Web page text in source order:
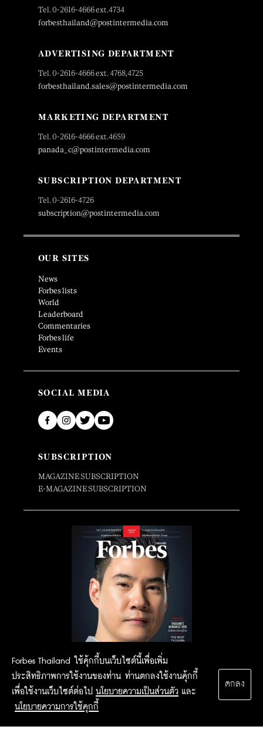
Forbes Thailand ใช้คุ้กกี้บนเว็บไซต์นี้เพื่อเพิ่ม
ประสิทธิภาพการใช้งานของท่าน ท่านตกลงใช้งานคุ้กกี้
เพื่อใช้งานเว็บไซต์ต่อไป นโยบายความเป็นส่วนตัว และ
นโยบายความการใช้คุกกี้
ตกลง
Tel. 0-2616-4666 ext.4734
forbesthailand@postintermedia.com
ADVERTISING DEPARTMENT
Tel. 0-2616-4666 ext. 4768,4725
forbesthailand.sales@postintermedia.com
MARKETING DEPARTMENT
Tel. 0-2616-4666 ext.4659
panada_c@postintermedia.com
SUBSCRIPTION DEPARTMENT
Tel. 0-2616-4726
subscription@postintermedia.com
OUR SITES
News
Forbes lists
World
Leaderboard
Commentaries
Forbes life
Events
SOCIAL MEDIA
SUBSCRIPTION
MAGAZINE SUBSCRIPTION
E-MAGAZINE SUBSCRIPTION
2015 Forbesthailand.com ALL RIGHTS RESERVED